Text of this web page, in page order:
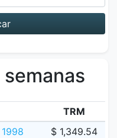
TRM
$ 1,349.54